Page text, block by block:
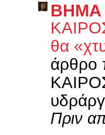
ΒΗΜΑ
θα
άρθρο
Πριν